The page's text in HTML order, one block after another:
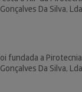
Da Silva,
fundada a
Da Silva,